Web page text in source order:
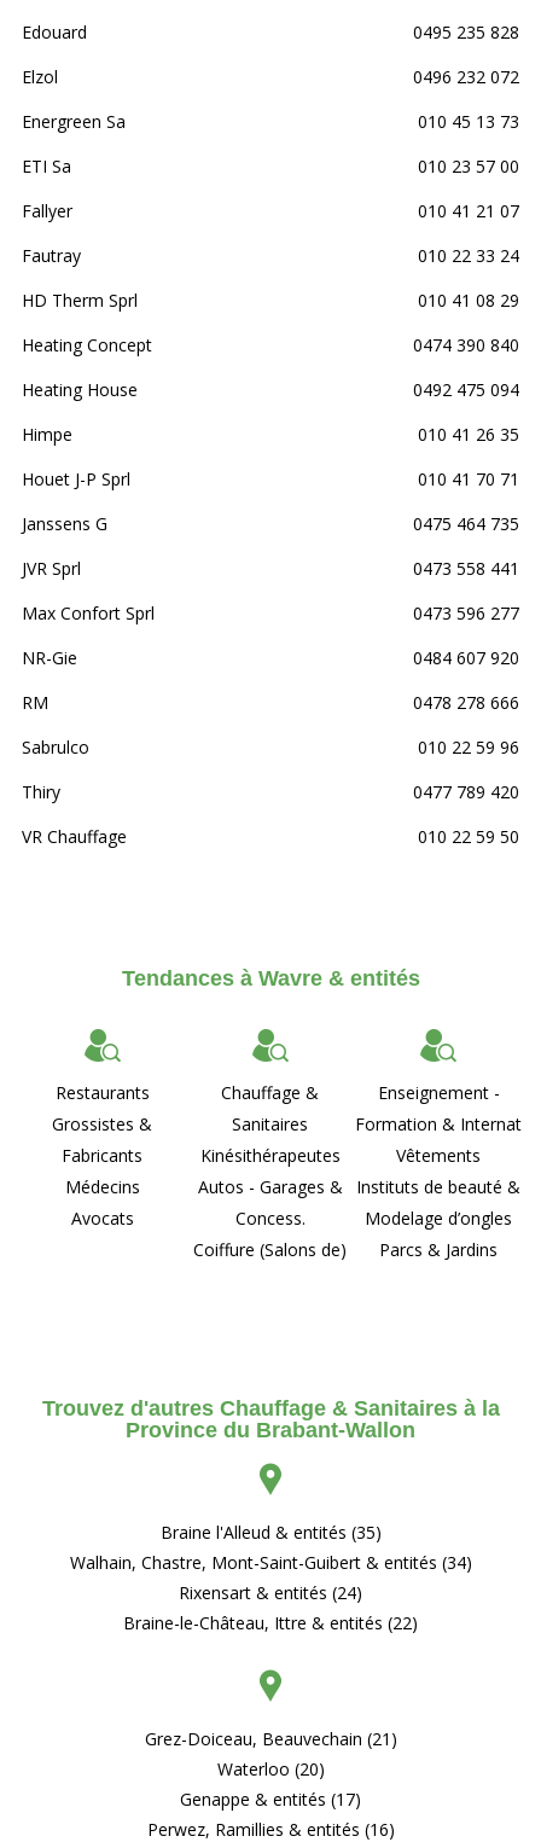
Edouard
0495 235 828
Elzol
0496 232 072
Energreen Sa
010 45 13 73
ETI Sa
010 23 57 00
Fallyer
010 41 21 07
Fautray
010 22 33 24
HD Therm Sprl
010 41 08 29
Heating Concept
0474 390 840
Heating House
0492 475 094
Himpe
010 41 26 35
Houet J-P Sprl
010 41 70 71
Janssens G
0475 464 735
JVR Sprl
0473 558 441
Max Confort Sprl
0473 596 277
NR-Gie
0484 607 920
RM
0478 278 666
Sabrulco
010 22 59 96
Thiry
0477 789 420
VR Chauffage
010 22 59 50
Tendances à Wavre & entités
Restaurants
Grossistes &
Fabricants
Médecins
Avocats
Chauffage &
Sanitaires
Kinésithérapeutes
Autos - Garages &
Concess.
Coiffure (Salons de)
Enseignement -
Formation & Internat
Vêtements
Instituts de beauté &
Modelage d’ongles
Parcs & Jardins
Trouvez d'autres Chauffage & Sanitaires à la
Province du Brabant-Wallon
Braine l'Alleud & entités (35)
Walhain, Chastre, Mont-Saint-Guibert & entités (34)
Rixensart & entités (24)
Braine-le-Château, Ittre & entités (22)
Grez-Doiceau, Beauvechain (21)
Waterloo (20)
Genappe & entités (17)
Perwez, Ramillies & entités (16)